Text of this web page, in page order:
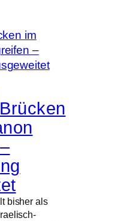
bisher als